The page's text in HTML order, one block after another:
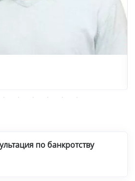
по банкротству